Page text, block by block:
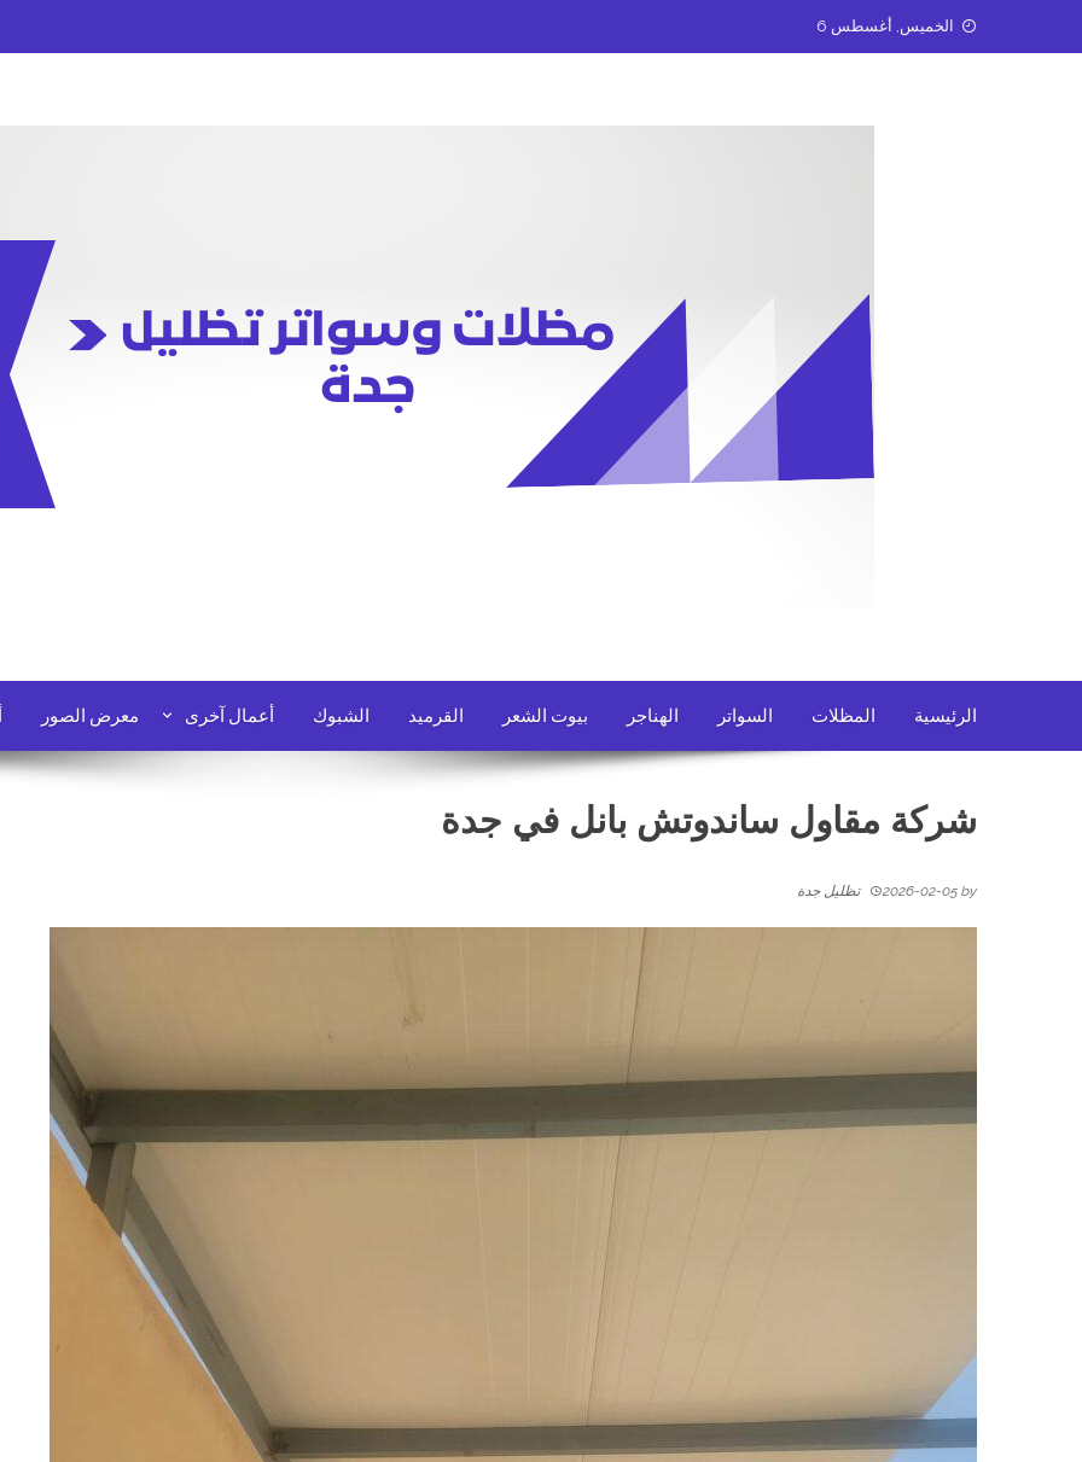
الخميس, أغسطس 6
الرئيسية المظلات السواتر الهناجر بيوت الشعر القرميد الشبوك أعمال آخرى معرض الصور
شركة مقاول ساندوتش بانل في جدة
2026-02-05 by تظليل جدة